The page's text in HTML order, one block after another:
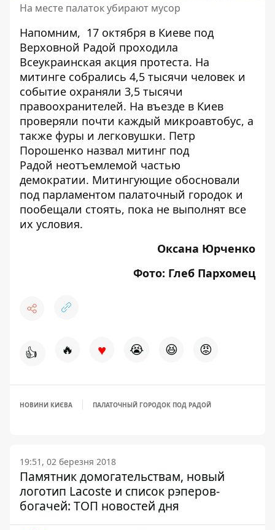
На месте палаток убирают мусор
Напомним, 17 октября в Киеве под
Верховной Радой проходила
Всеукраинская акция протеста. На
митинге собрались 4,5 тысячи человек и
событие охраняли 3,5 тысячи
правоохранителей. На въезде в Киев
проверяли почти каждый микроавтобус, а
также фуры и легковушки. Петр
Порошенко назвал митинг под
Радой неотъемлемой частью
демократии. Митингующие обосновали
под парламентом палаточный городок и
пообещали стоять, пока не выполнят все
их условия.
Оксана Юрченко
Фото: Глеб Пархомец
👍 🔥 ♥ 😭 😆 😡
НОВИНИ КИЄВА ПАЛАТОЧНЫЙ ГОРОДОК ПОД РАДОЙ
19:51, 02 березня 2018
Памятник домогательствам, новый
логотип Lacoste и список рэперов-
богачей: ТОП новостей дня